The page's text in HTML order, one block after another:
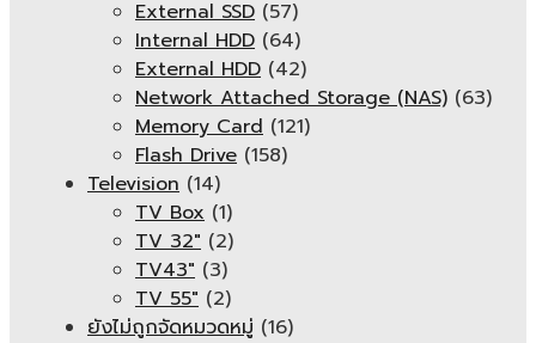
External SSD (57)
Internal HDD (64)
External HDD (42)
Network Attached Storage (NAS) (63)
Memory Card (121)
Flash Drive (158)
Television (14)
TV Box (1)
TV 32" (2)
TV43" (3)
TV 55" (2)
ยังไม่ถูกจัดหมวดหมู่ (16)